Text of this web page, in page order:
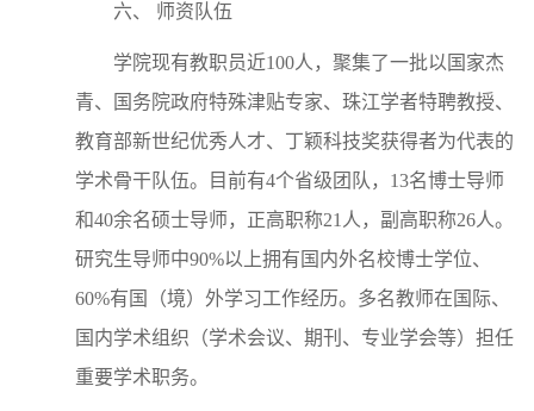
六、 师资队伍
学院现有教职员近100人，聚集了一批以国家杰
青、国务院政府特殊津贴专家、珠江学者特聘教授、
教育部新世纪优秀人才、丁颖科技奖获得者为代表的
学术骨干队伍。目前有4个省级团队，13名博士导师
和40余名硕士导师，正高职称21人，副高职称26人。
研究生导师中90%以上拥有国内外名校博士学位、
60%有国（境）外学习工作经历。多名教师在国际、
国内学术组织（学术会议、期刊、专业学会等）担任
重要学术职务。